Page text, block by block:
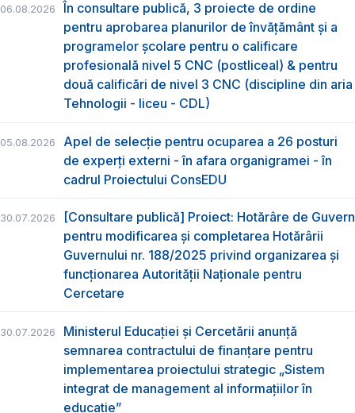
06.08.2026
În consultare publică, 3 proiecte de ordine
pentru aprobarea planurilor de învățământ și a
programelor școlare pentru o calificare
profesională nivel 5 CNC (postliceal) & pentru
două calificări de nivel 3 CNC (discipline din aria
Tehnologii - liceu - CDL)
05.08.2026
Apel de selecție pentru ocuparea a 26 posturi
de experți externi - în afara organigramei - în
cadrul Proiectului ConsEDU
30.07.2026
[Consultare publică] Proiect: Hotărâre de Guvern
pentru modificarea și completarea Hotărârii
Guvernului nr. 188/2025 privind organizarea şi
funcţionarea Autorităţii Naţionale pentru
Cercetare
30.07.2026
Ministerul Educației și Cercetării anunță
semnarea contractului de finanțare pentru
implementarea proiectului strategic „Sistem
integrat de management al informațiilor în
educație”